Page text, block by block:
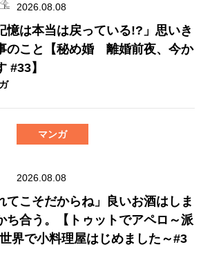
2026.08.08
憶は本当は戻っている!?」思いき
のこと【秘め婚 離婚前夜、今か
#33】
マンガ
2026.08.08
てこそだからね」良いお酒はしま
ち合う。【トゥットでアペロ～派
界で小料理屋はじめました～#3